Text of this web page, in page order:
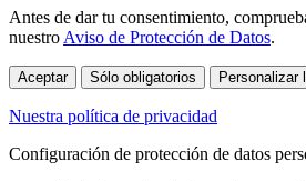
Antes de dar tu consentimiento,
nuestroAviso de Protección de Datos.
Aceptar Sólo obligatorios Personalizar
Nuestra política de privacidad
Configuración de protección de datos